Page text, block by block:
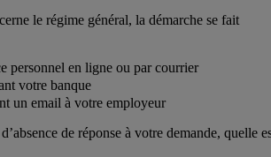
le régime général, la démarche se fait
personnel en ligne ou par courrier
votre banque
un email à votre employeur
de réponse à votre demande, quelle